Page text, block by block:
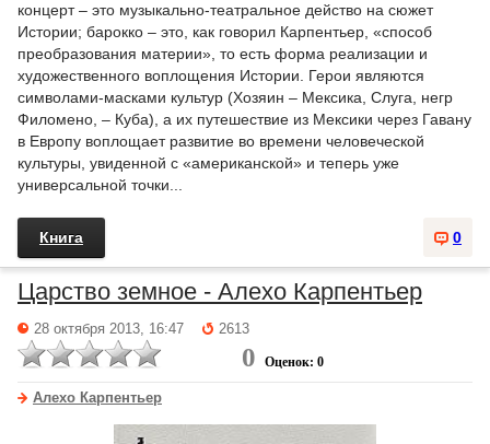
концерт – это музыкально-театральное действо на сюжет
Истории; барокко – это, как говорил Карпентьер, «способ
преобразования материи», то есть форма реализации и
художественного воплощения Истории. Герои являются
символами-масками культур (Хозяин – Мексика, Слуга, негр
Филомено, – Куба), а их путешествие из Мексики через Гавану
в Европу воплощает развитие во времени человеческой
культуры, увиденной с «американской» и теперь уже
универсальной точки...
0
Книга
Царство земное - Алехо Карпентьер
28 октября 2013, 16:47 2613
0 Оценок: 0
Алехо Карпентьер